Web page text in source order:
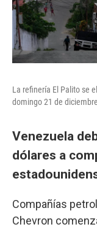
La refinería El Palito se
domingo 21 de
Venezuela
dólares a
Compañías
Chevron